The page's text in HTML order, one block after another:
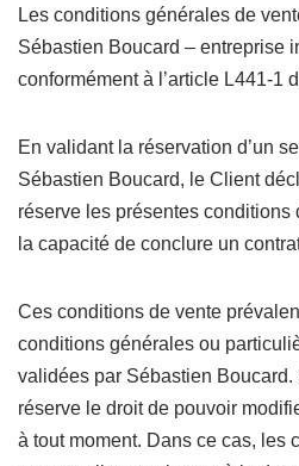
Les conditions générales de
Sébastien Boucard – entreprise
conformément à l’article L441-1
En validant la réservation d’un
Sébastien Boucard, le Client
réserve les présentes conditions
la capacité de conclure un
Ces conditions de vente
conditions générales ou
validées par Sébastien
réserve le droit de pouvoir
à tout moment. Dans ce cas, les